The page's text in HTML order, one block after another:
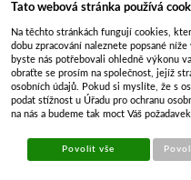
Tato webová stránka používá
Na těchto stránkách fungují cookies,
dobu zpracování naleznete popsané
byste nás potřebovali ohledně výkonu
obraťte se prosím na společnost, jejíž
osobních údajů. Pokud si myslíte, že s
podat stížnost u Úřadu pro ochranu
na nás a budeme tak moct Váš
Povolit vše